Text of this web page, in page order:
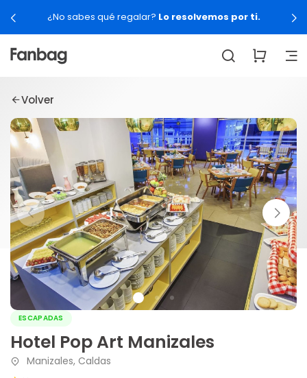
¿No sabes qué regalar? Lo resolvemos por ti.
Volver
ESCAPADAS
Hotel Pop Art Manizales
Manizales, Caldas